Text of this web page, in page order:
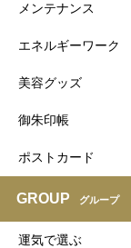
メンテナンス
エネルギーワーク
美容グッズ
御朱印帳
ポストカード
GROUP グループ
運気で選ぶ